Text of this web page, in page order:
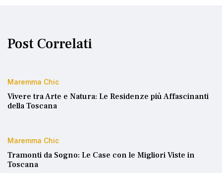
Post Correlati
Maremma Chic
Vivere tra Arte e Natura: Le Residenze più Affascinanti
della Toscana
Maremma Chic
Tramonti da Sogno: Le Case con le Migliori Viste in
Toscana